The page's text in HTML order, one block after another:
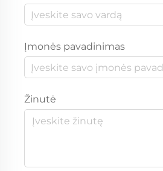
Įmonės pavadinimas
Žinutė